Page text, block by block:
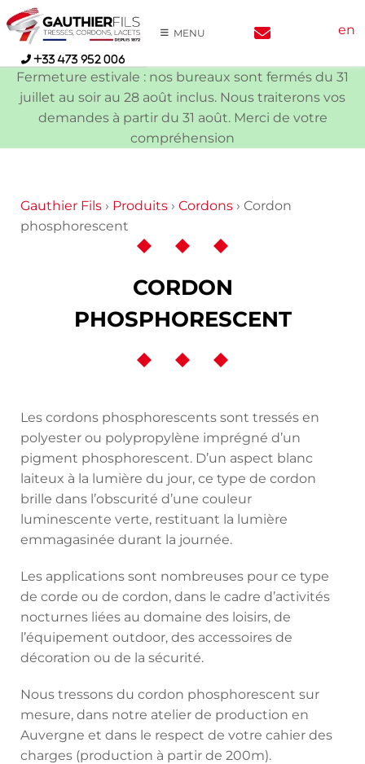
Skip
to
content
+33 473 952 006
MENU en
Fermeture estivale : nos bureaux sont fermés du 31
juillet au soir au 28 août inclus. Nous traiterons vos
demandes à partir du 31 août. Merci de votre
compréhension
Gauthier Fils › Produits › Cordons › Cordon
phosphorescent
CORDON
PHOSPHORESCENT
Les cordons phosphorescents sont tressés en
polyester ou polypropylène imprégné d’un
pigment phosphorescent. D’un aspect blanc
laiteux à la lumière du jour, ce type de cordon
brille dans l’obscurité d’une couleur
luminescente verte, restituant la lumière
emmagasinée durant la journée.
Les applications sont nombreuses pour ce type
de corde ou de cordon, dans le cadre d’activités
nocturnes liées au domaine des loisirs, de
l’équipement outdoor, des accessoires de
décoration ou de la sécurité.
Nous tressons du cordon phosphorescent sur
mesure, dans notre atelier de production en
Auvergne et dans le respect de votre cahier des
charges (production à partir de 200m).